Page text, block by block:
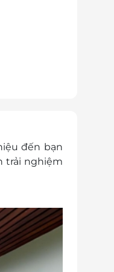
và nhận
vnđ/p/đ
đến bạn
trải nghiệm